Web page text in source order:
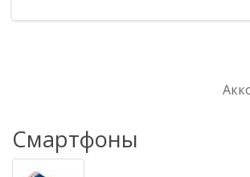
Смартфоны